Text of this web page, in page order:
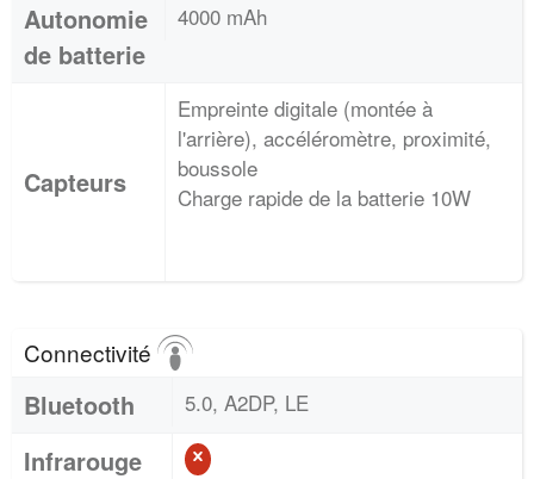
Autonomie
de batterie
4000 mAh
Capteurs
Empreinte digitale (montée à
l'arrière), accéléromètre, proximité,
boussole
Charge rapide de la batterie 10W
Connectivité
Bluetooth 5.0, A2DP, LE
Infrarouge